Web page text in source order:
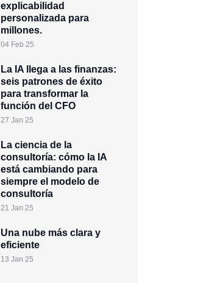
explicabilidad
personalizada para
millones.
04 Feb 25
La IA llega a las finanzas:
seis patrones de éxito
para transformar la
función del CFO
27 Jan 25
La ciencia de la
consultoría: cómo la IA
está cambiando para
siempre el modelo de
consultoría
21 Jan 25
Una nube más clara y
eficiente
13 Jan 25